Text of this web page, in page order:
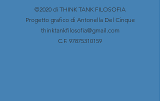
©2020 di THINK TANK FILOSOFIA
Progetto grafico di Antonella Del Cinque
thinktankfilosofia@gmail.com
C.F. 97875310159